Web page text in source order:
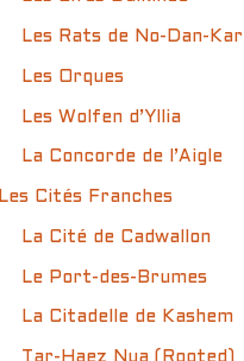
Les Rats de No-Dan-Kar
Les Orques
Les Wolfen d’Yllia
La Concorde de l’Aigle
Les Cités Franches
La Cité de Cadwallon
Le Port-des-Brumes
La Citadelle de Kashem
Tar-Haez Nua (Rooted)